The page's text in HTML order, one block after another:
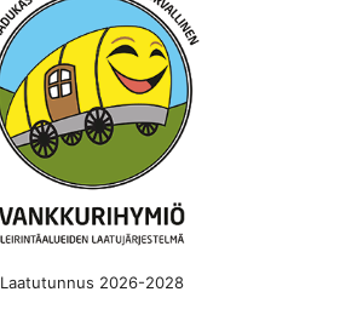
Laatutunnus 2026-2028